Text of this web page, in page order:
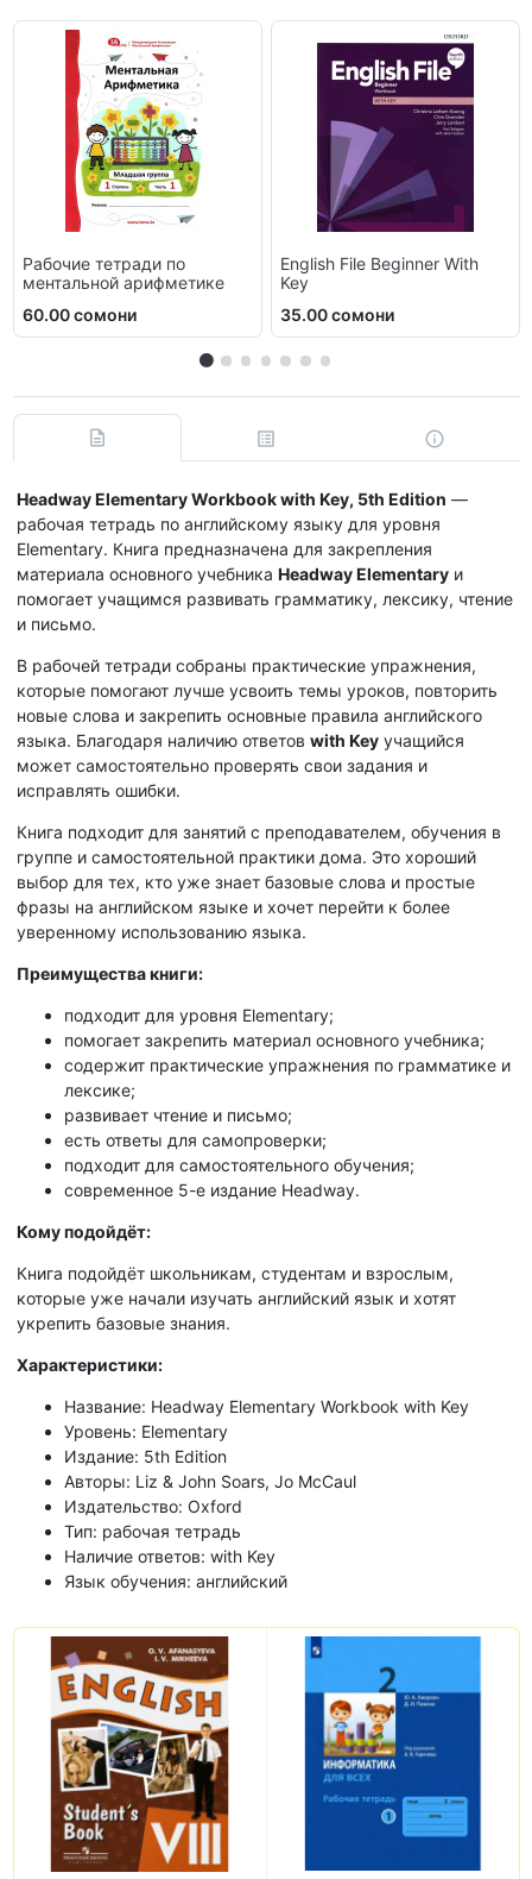
Рабочие тетради по
ментальной арифметике
60.00 сомони
English File Beginner With
Key
35.00 сомони
Headway Elementary Workbook with Key, 5th Edition —
рабочая тетрадь по английскому языку для уровня
Elementary. Книга предназначена для закрепления
материала основного учебника Headway Elementary и
помогает учащимся развивать грамматику, лексику, чтение
и письмо.
В рабочей тетради собраны практические упражнения,
которые помогают лучше усвоить темы уроков, повторить
новые слова и закрепить основные правила английского
языка. Благодаря наличию ответов with Key учащийся
может самостоятельно проверять свои задания и
исправлять ошибки.
Книга подходит для занятий с преподавателем, обучения в
группе и самостоятельной практики дома. Это хороший
выбор для тех, кто уже знает базовые слова и простые
фразы на английском языке и хочет перейти к более
уверенному использованию языка.
Преимущества книги:
подходит для уровня Elementary;
помогает закрепить материал основного учебника;
содержит практические упражнения по грамматике и
лексике;
развивает чтение и письмо;
есть ответы для самопроверки;
подходит для самостоятельного обучения;
современное 5-е издание Headway.
Кому подойдёт:
Книга подойдёт школьникам, студентам и взрослым,
которые уже начали изучать английский язык и хотят
укрепить базовые знания.
Характеристики:
Название: Headway Elementary Workbook with Key
Уровень: Elementary
Издание: 5th Edition
Авторы: Liz & John Soars, Jo McCaul
Издательство: Oxford
Тип: рабочая тетрадь
Наличие ответов: with Key
Язык обучения: английский